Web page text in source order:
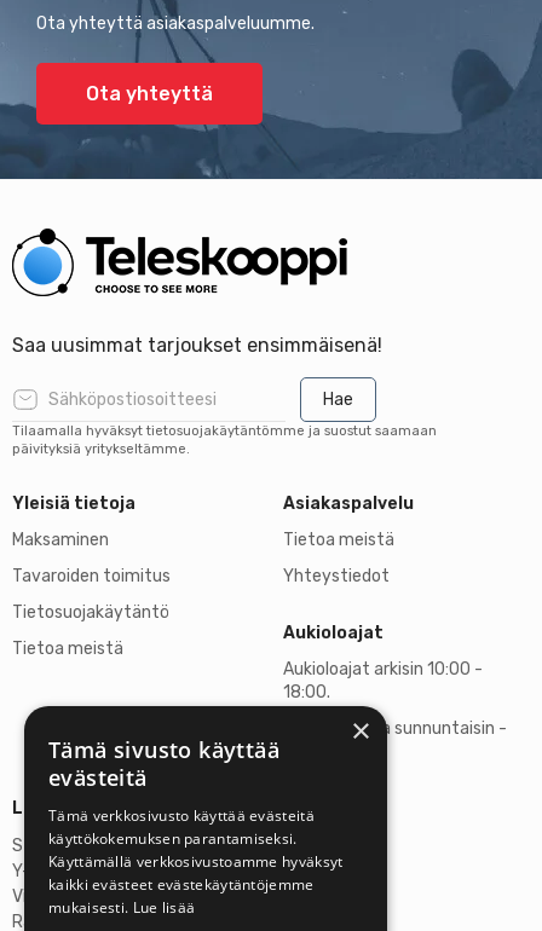
Ota yhteyttä asiakaspalveluumme.
Ota yhteyttä
Saa uusimmat tarjoukset ensimmäisenä!
Hae
Tilaamalla hyväksyt tietosuojakäytäntömme ja suostut saamaan
päivityksiä yritykseltämme.
Yleisiä tietoja
Maksaminen
Tavaroiden toimitus
Tietosuojakäytäntö
Tietoa meistä
Asiakaspalvelu
Tietoa meistä
Yhteystiedot
Aukioloajat
Aukioloajat arkisin 10:00 -
18:00.
Lauantaisin ja sunnuntaisin -
Lisätietoja
Stardust Finland Oy
Y-tunnus: 2972445-9
Virallinen osoite
Rantatie 37 C75, 33250 Tampere
×
Tämä sivusto käyttää
evästeitä
Tämä verkkosivusto käyttää evästeitä
käyttökokemuksen parantamiseksi.
Käyttämällä verkkosivustoamme hyväksyt
kaikki evästeet evästekäytäntöjemme
mukaisesti. Lue lisää